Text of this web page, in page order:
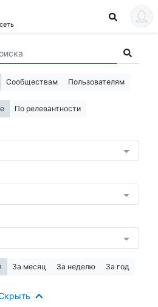
Сообществам Пользователям
По релевантности
За месяц За неделю За год